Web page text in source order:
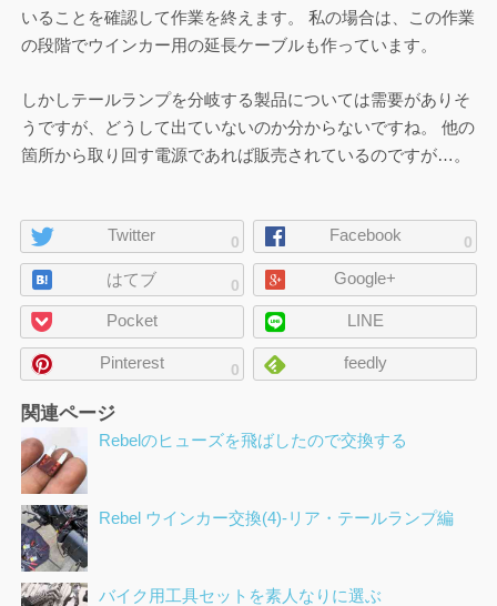
いることを確認して作業を終えます。 私の場合は、この作業
の段階でウインカー用の延長ケーブルも作っています。
しかしテールランプを分岐する製品については需要がありそ
うですが、どうして出ていないのか分からないですね。 他の
箇所から取り回す電源であれば販売されているのですが…。
ペ
ー
ジ
の
シ
ェ
0
Twitter 0
Facebook
0
はてブ Google+
Pocket LINE
0
Pinterest feedly
関連ページ
Rebelのヒューズを飛ばしたので交換する
Rebel ウインカー交換(4)-リア・テールランプ編
バイク用工具セットを素人なりに選ぶ